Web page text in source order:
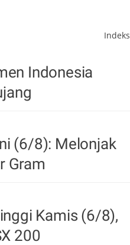
Indeks
Indonesia
(6/8): Melonjak
Gram
Kamis (6/8),
200